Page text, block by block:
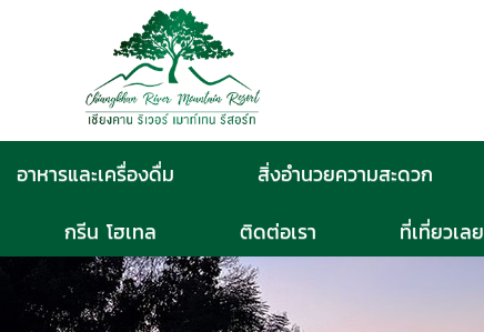
อาหารและเครื่องดื่ม สิ่งอำนวยความสะดวก
กรีน โฮเทล ติดต่อเรา ที่เที่ยวเลย